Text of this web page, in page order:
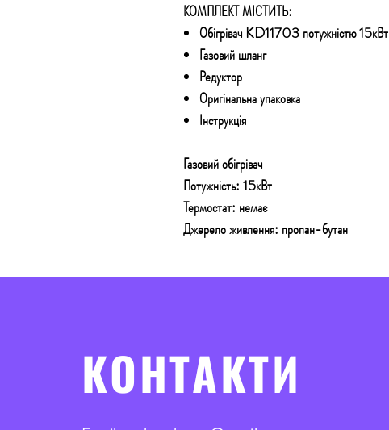
КОМПЛЕКТ МІСТИТЬ:
Обігрівач KD11703 потужністю 15кВт
Газовий шланг
Редуктор
Оригінальна упаковка
Інструкція
Газовий обігрівач
Потужність: 15кВт
Термостат: немає
Джерело живлення: пропан-бутан
КОНТАКТИ